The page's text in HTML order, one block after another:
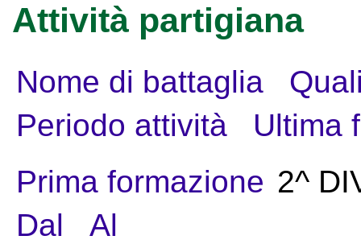
Attività partigiana
Nome di battaglia
Periodo attività
Ultima
Prima formazione 2^
Dal
Al